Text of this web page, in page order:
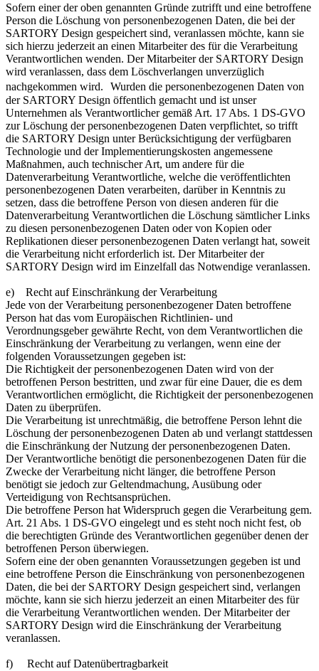
Sofern einer der oben genannten Gründe zutrifft und eine betroffene
Person die Löschung von personenbezogenen Daten, die bei der
SARTORY Design gespeichert sind, veranlassen möchte, kann sie
sich hierzu jederzeit an einen Mitarbeiter des für die Verarbeitung
Verantwortlichen wenden. Der Mitarbeiter der SARTORY Design
wird veranlassen, dass dem Löschverlangen unverzüglich
nachgekommen wird. Wurden die personenbezogenen Daten von
der SARTORY Design öffentlich gemacht und ist unser
Unternehmen als Verantwortlicher gemäß Art. 17 Abs. 1 DS-GVO
zur Löschung der personenbezogenen Daten verpflichtet, so trifft
die SARTORY Design unter Berücksichtigung der verfügbaren
Technologie und der Implementierungskosten angemessene
Maßnahmen, auch technischer Art, um andere für die
Datenverarbeitung Verantwortliche, welche die veröffentlichten
personenbezogenen Daten verarbeiten, darüber in Kenntnis zu
setzen, dass die betroffene Person von diesen anderen für die
Datenverarbeitung Verantwortlichen die Löschung sämtlicher Links
zu diesen personenbezogenen Daten oder von Kopien oder
Replikationen dieser personenbezogenen Daten verlangt hat, soweit
die Verarbeitung nicht erforderlich ist. Der Mitarbeiter der
SARTORY Design wird im Einzelfall das Notwendige veranlassen.
e) Recht auf Einschränkung der Verarbeitung
Jede von der Verarbeitung personenbezogener Daten betroffene
Person hat das vom Europäischen Richtlinien- und
Verordnungsgeber gewährte Recht, von dem Verantwortlichen die
Einschränkung der Verarbeitung zu verlangen, wenn eine der
folgenden Voraussetzungen gegeben ist:
Die Richtigkeit der personenbezogenen Daten wird von der
betroffenen Person bestritten, und zwar für eine Dauer, die es dem
Verantwortlichen ermöglicht, die Richtigkeit der personenbezogenen
Daten zu überprüfen.
Die Verarbeitung ist unrechtmäßig, die betroffene Person lehnt die
Löschung der personenbezogenen Daten ab und verlangt stattdessen
die Einschränkung der Nutzung der personenbezogenen Daten.
Der Verantwortliche benötigt die personenbezogenen Daten für die
Zwecke der Verarbeitung nicht länger, die betroffene Person
benötigt sie jedoch zur Geltendmachung, Ausübung oder
Verteidigung von Rechtsansprüchen.
Die betroffene Person hat Widerspruch gegen die Verarbeitung gem.
Art. 21 Abs. 1 DS-GVO eingelegt und es steht noch nicht fest, ob
die berechtigten Gründe des Verantwortlichen gegenüber denen der
betroffenen Person überwiegen.
Sofern eine der oben genannten Voraussetzungen gegeben ist und
eine betroffene Person die Einschränkung von personenbezogenen
Daten, die bei der SARTORY Design gespeichert sind, verlangen
möchte, kann sie sich hierzu jederzeit an einen Mitarbeiter des für
die Verarbeitung Verantwortlichen wenden. Der Mitarbeiter der
SARTORY Design wird die Einschränkung der Verarbeitung
veranlassen.
f) Recht auf Datenübertragbarkeit